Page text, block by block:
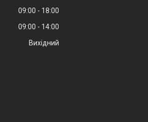
09:00
18:00
09:00
14:00
Вихідний